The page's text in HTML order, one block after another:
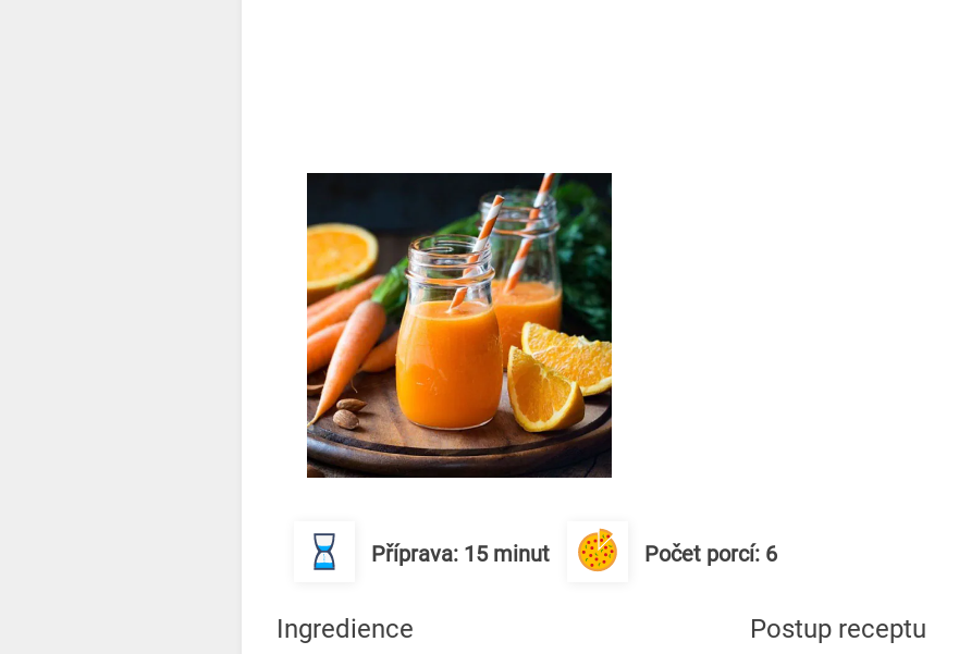
Příprava: 15 minut Počet porcí: 6
Ingredience Postup receptu